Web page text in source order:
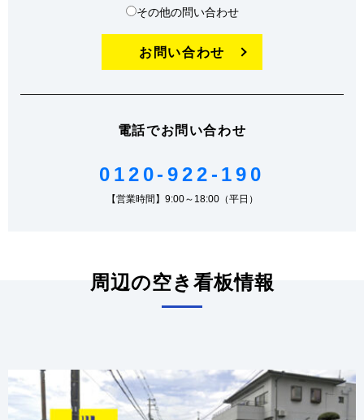
その他の問い合わせ
お問い合わせ
電話でお問い合わせ
0120-922-190
【営業時間】9:00～18:00（平日）
周辺の空き看板情報